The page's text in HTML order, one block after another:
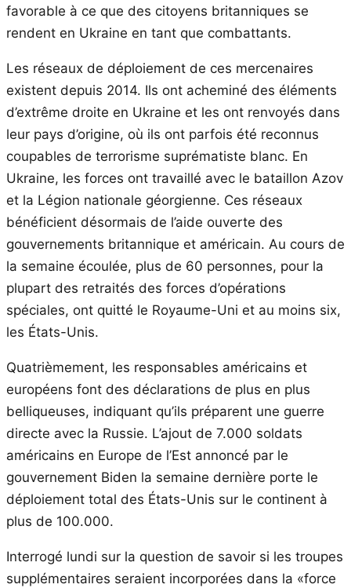
favorable à ce que des citoyens britanniques se
rendent en Ukraine en tant que combattants.
Les réseaux de déploiement de ces mercenaires
existent depuis 2014. Ils ont acheminé des éléments
d’extrême droite en Ukraine et les ont renvoyés dans
leur pays d’origine, où ils ont parfois été reconnus
coupables de terrorisme suprématiste blanc. En
Ukraine, les forces ont travaillé avec le bataillon Azov
et la Légion nationale géorgienne. Ces réseaux
bénéficient désormais de l’aide ouverte des
gouvernements britannique et américain. Au cours de
la semaine écoulée, plus de 60 personnes, pour la
plupart des retraités des forces d’opérations
spéciales, ont quitté le Royaume-Uni et au moins six,
les États-Unis.
Quatrièmement, les responsables américains et
européens font des déclarations de plus en plus
belliqueuses, indiquant qu’ils préparent une guerre
directe avec la Russie. L’ajout de 7.000 soldats
américains en Europe de l’Est annoncé par le
gouvernement Biden la semaine dernière porte le
déploiement total des États-Unis sur le continent à
plus de 100.000.
Interrogé lundi sur la question de savoir si les troupes
supplémentaires seraient incorporées dans la «force